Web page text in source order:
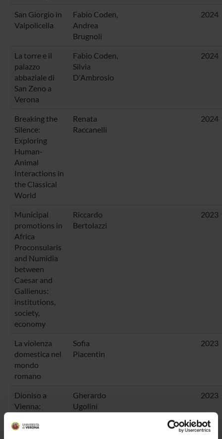
San Giorgio in
Valpolicella
Fabio Coden,
Andrea
Brugnoli
2024
La torre e il
palazzo
abbaziale di
San Zeno a
Verona
Fabio Coden,
Silvia
D'Ambrosio
2024
Breaking the
Silence:
Exploring
Human-
Animal
Interactions in
the Classical
World
Renata
Raccanelli
2024
Municipal
promotions in
Africa
Proconsularis
and Numidia
between
Caesar and
Gallienus:
institutions,
society,
economy
Riccardo
Bertolazzi
2023
La violenza
domestica nel
mondo
romano
Sofia
Piacentin
2023
Dioniso a
Vienna:
traduzione e
Gherardo
Ugolini
2023